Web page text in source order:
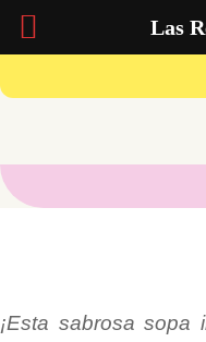
¡Esta sabrosa sopa
Las